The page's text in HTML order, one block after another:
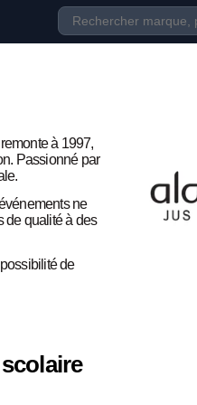
à 1997,
Passionné par
ne
de qualité à des
de